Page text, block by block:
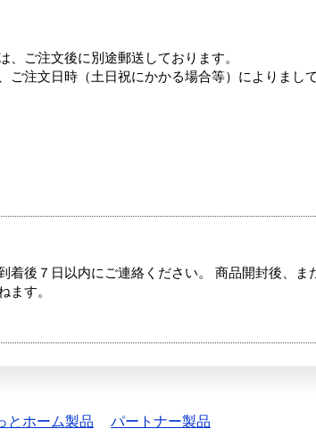
、ご注文後に別途郵送しております。
ご注文日時（土日祝にかかる場合等）によりまし
着後７日以内にご連絡ください。 商品開封後、ま
ます。
とホーム製品 パートナー製品